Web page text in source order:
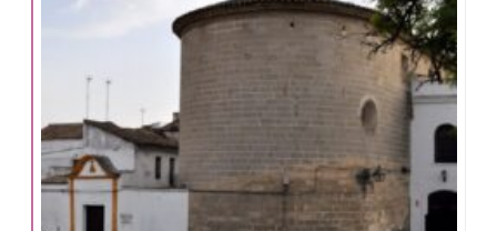
Nuevos
tratos
de
favor
la